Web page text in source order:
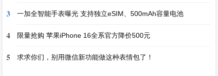
3 一加全智能手表曝光 支持独立eSIM、500mAh容量电池
4 限量抢购 苹果iPhone 16全系官方降价500元
5 求求你们，别用微信新功能做这种表情包了！